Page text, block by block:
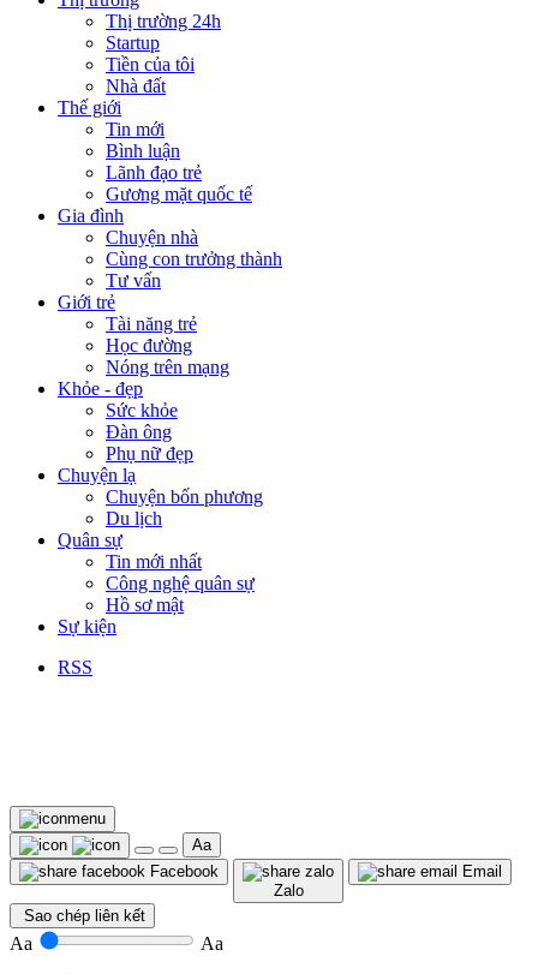
Thị trường 24h
Startup
Tiền của tôi
Nhà đất
Thế giới
Tin mới
Bình luận
Lãnh đạo trẻ
Gương mặt quốc tế
Gia đình
Chuyện nhà
Cùng con trưởng thành
Tư vấn
Giới trẻ
Tài năng trẻ
Học đường
Nóng trên mạng
Khỏe - đẹp
Sức khỏe
Đàn ông
Phụ nữ đẹp
Chuyện lạ
Chuyện bốn phương
Du lịch
Quân sự
Tin mới nhất
Công nghệ quân sự
Hồ sơ mật
Sự kiện
RSS
Aa
Facebook
Zalo
Email
Sao chép liên kết
Aa Aa